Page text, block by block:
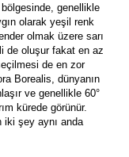
genellikle
olarak yeşil renk
olmak üzere sarı
de oluşur fakat en az
de en zor
Borealis, dünyanın
ve genellikle 60°
kürede görünür.
iki şey aynı anda